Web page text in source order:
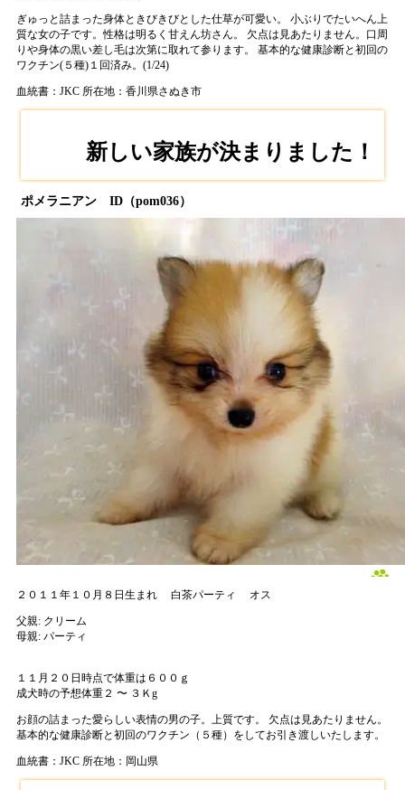
ぎゅっと詰まった身体ときびきびとした仕草が可愛い。 小ぶりでたいへん上
質な女の子です。性格は明るく甘えん坊さん。 欠点は見あたりません。口周
りや身体の黒い差し毛は次第に取れて参ります。 基本的な健康診断と初回の
ワクチン(５種)１回済み。(1/24)
血統書：JKC 所在地：香川県さぬき市
新しい家族が決まりました！
ポメラニアン ID（pom036）
２０１１年１０月８日生まれ 白茶パーティ オス
父親: クリーム
母親: パーティ
１１月２０日時点で体重は６００ｇ
成犬時の予想体重２ 〜 ３Ｋg
お顔の詰まった愛らしい表情の男の子。上質です。 欠点は見あたりません。
基本的な健康診断と初回のワクチン（５種）をしてお引き渡しいたします。
血統書：JKC 所在地：岡山県